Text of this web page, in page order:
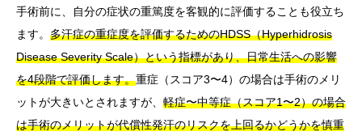
手術前に、自分の症状の重篤度を客観的に評価することも役立ち
ます。 多汗症の重症度を評価するためのHDSS（Hyperhidrosis
Disease Severity Scale）という指標があり、日常生活への影響
を4段階で評価します。重症（スコア3〜4）の場合は手術のメリ
ットが大きいとされますが、 軽症〜中等症（スコア1〜2）の場合
は手術のメリットが代償性発汗のリスクを上回るかどうかを慎重